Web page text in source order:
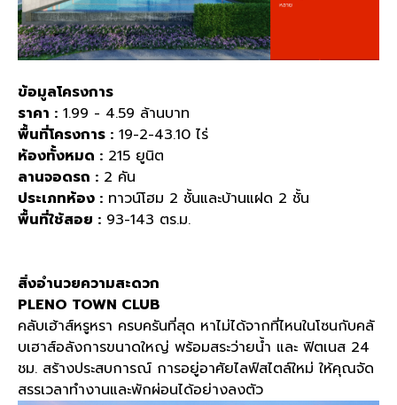
ข้อมูลโครงการ
ราคา : 1.99 - 4.59 ล้านบาท
พื้นที่โครงการ : 19-2-43.10 ไร่
ห้องทั้งหมด : 215 ยูนิต
ลานจอดรถ : 2 คัน
ประเภทห้อง : ทาวน์โฮม 2 ชั้นและบ้านแฝด 2 ชั้น
พื้นที่ใช้สอย : 93-143 ตร.ม.
สิ่งอำนวยความสะดวก
PLENO TOWN CLUB
คลับเฮ้าส์หรูหรา ครบครันที่สุด หาไม่ได้จากที่ไหนในโซนกับคลั
บเฮาส์อลังการขนาดใหญ่ พร้อมสระว่ายน้ำ และ ฟิตเนส 24
ชม. สร้างประสบการณ์ การอยู่อาศัยไลฟ์สไตล์ใหม่ ให้คุณจัด
สรรเวลาทำงานและพักผ่อนได้อย่างลงตัว